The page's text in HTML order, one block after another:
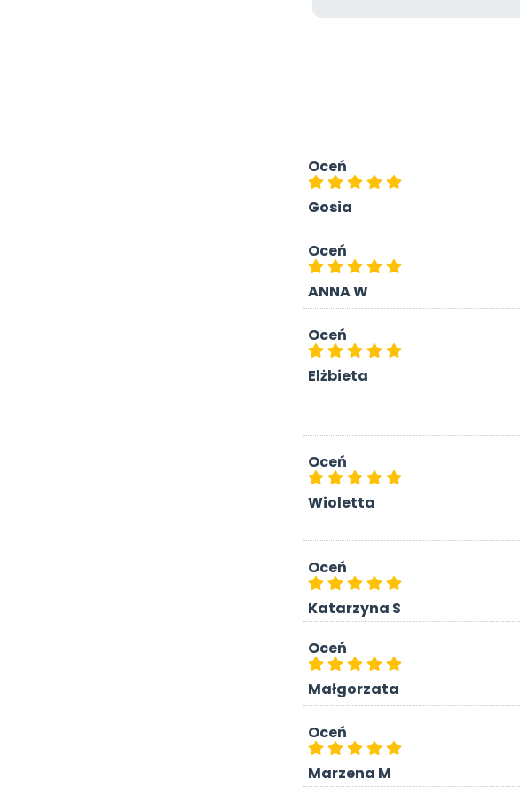
Oceń
Gosia
Oceń
ANNA W
Oceń
Elżbieta
Oceń
Wioletta
Oceń
Katarzyna S
Oceń
Małgorzata
Oceń
Marzena M